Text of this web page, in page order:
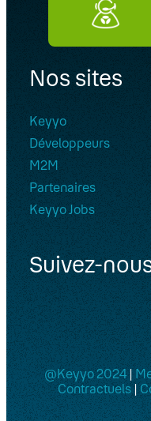
ATA)
Réseau
HP
Nos sites
Keyyo
Développeurs
M2M
Partenaires
Keyyo Jobs
Suivez-
@Keyyo 2024|
Contractuels|